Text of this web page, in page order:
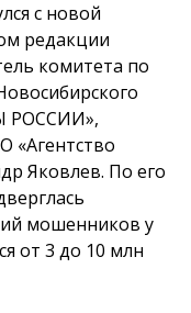
с новой
редакции
комитета по
РОССИИ»,
«Агентство
Яковлев. По его
мошенников у
от 3 до 10 млн